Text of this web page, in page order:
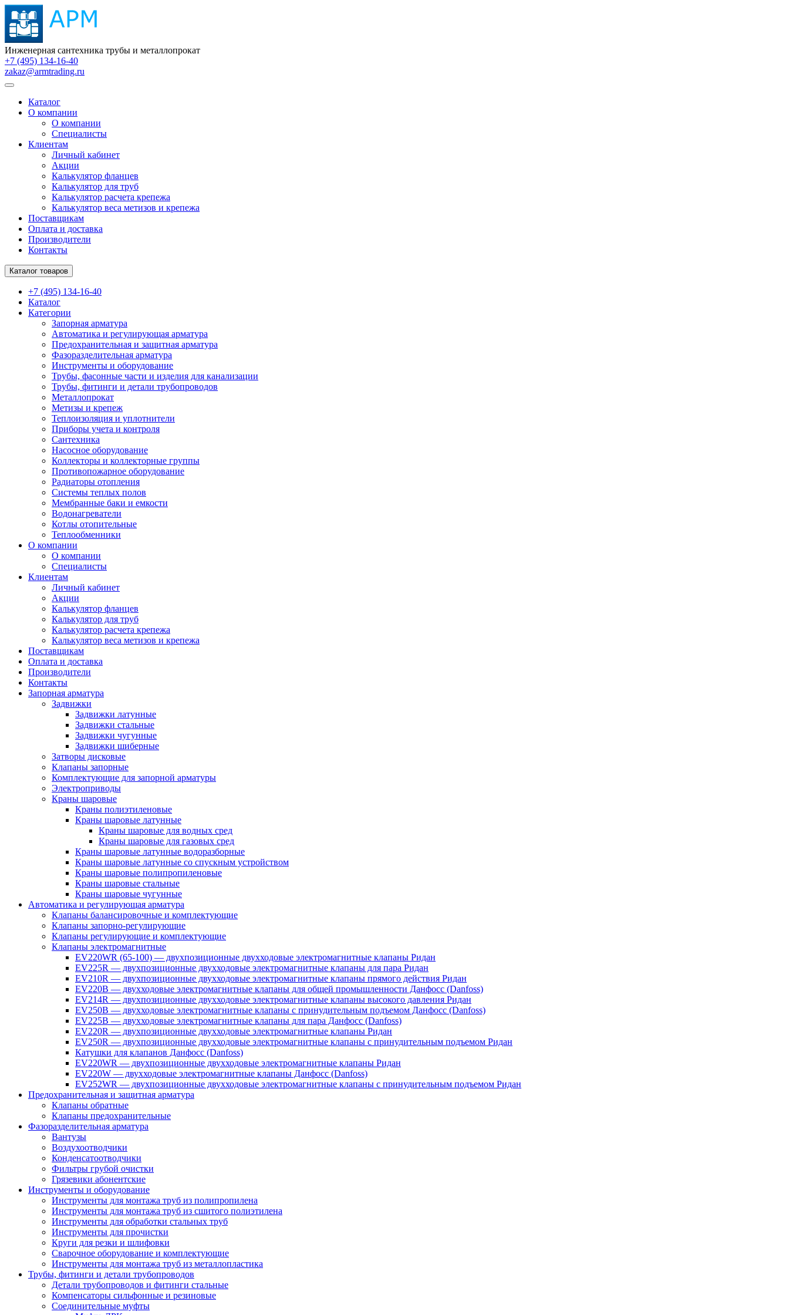
Инженерная сантехника трубы и металлопрокат
+7 (495) 134-16-40
zakaz@armtrading.ru
Каталог
О компании
О компании
Специалисты
Клиентам
Личный кабинет
Акции
Калькулятор фланцев
Калькулятор для труб
Калькулятор расчета крепежа
Калькулятор веса метизов и крепежа
Поставщикам
Оплата и доставка
Производители
Контакты
Каталог товаров
+7 (495) 134-16-40
Каталог
Категории
Запорная арматура
Автоматика и регулирующая арматура
Предохранительная и защитная арматура
Фазоразделительная арматура
Инструменты и оборудование
Трубы, фасонные части и изделия для канализации
Трубы, фитинги и детали трубопроводов
Металлопрокат
Метизы и крепеж
Теплоизоляция и уплотнители
Приборы учета и контроля
Сантехника
Насосное оборудование
Коллекторы и коллекторные группы
Противопожарное оборудование
Радиаторы отопления
Системы теплых полов
Мембранные баки и емкости
Водонагреватели
Котлы отопительные
Теплообменники
О компании
О компании
Специалисты
Клиентам
Личный кабинет
Акции
Калькулятор фланцев
Калькулятор для труб
Калькулятор расчета крепежа
Калькулятор веса метизов и крепежа
Поставщикам
Оплата и доставка
Производители
Контакты
Запорная арматура
Задвижки
Задвижки латунные
Задвижки стальные
Задвижки чугунные
Задвижки шиберные
Затворы дисковые
Клапаны запорные
Комплектующие для запорной арматуры
Электроприводы
Краны шаровые
Краны полиэтиленовые
Краны шаровые латунные
Краны шаровые для водных сред
Краны шаровые для газовых сред
Краны шаровые латунные водоразборные
Краны шаровые латунные со спускным устройством
Краны шаровые полипропиленовые
Краны шаровые стальные
Краны шаровые чугунные
Автоматика и регулирующая арматура
Клапаны балансировочные и комплектующие
Клапаны запорно-регулирующие
Клапаны регулирующие и комплектующие
Клапаны электромагнитные
EV220WR (65-100) — двухпозиционные двухходовые электромагнитные клапаны Ридан
EV225R — двухпозиционные двухходовые электромагнитные клапаны для пара Ридан
EV210R — двухпозиционные двухходовые электромагнитные клапаны прямого действия Ридан
EV220B — двухходовые электромагнитные клапаны для общей промышленности Данфосс (Danfoss)
EV214R — двухпозиционные двухходовые электромагнитные клапаны высокого давления Ридан
EV250B — двухходовые электромагнитные клапаны с принудительным подъемом Данфосс (Danfoss)
EV225B — двухходовые электромагнитные клапаны для пара Данфосс (Danfoss)
EV220R — двухпозиционные двухходовые электромагнитные клапаны Ридан
EV250R — двухпозиционные двухходовые электромагнитные клапаны с принудительным подъемом Ридан
Катушки для клапанов Данфосс (Danfoss)
EV220WR — двухпозиционные двухходовые электромагнитные клапаны Ридан
EV220W — двухходовые электромагнитные клапаны Данфосс (Danfoss)
EV252WR — двухпозиционные двухходовые электромагнитные клапаны с принудительным подъемом Ридан
Предохранительная и защитная арматура
Клапаны обратные
Клапаны предохранительные
Фазоразделительная арматура
Вантузы
Воздухоотводчики
Конденсатоотводчики
Фильтры грубой очистки
Грязевики абонентские
Инструменты и оборудование
Инструменты для монтажа труб из полипропилена
Инструменты для монтажа труб из сшитого полиэтилена
Инструменты для обработки стальных труб
Инструменты для прочистки
Круги для резки и шлифовки
Сварочное оборудование и комплектующие
Инструменты для монтажа труб из металлопластика
Трубы, фитинги и детали трубопроводов
Детали трубопроводов и фитинги стальные
Компенсаторы сильфонные и резиновые
Соединительные муфты